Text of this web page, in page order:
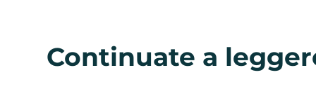
Continuate a